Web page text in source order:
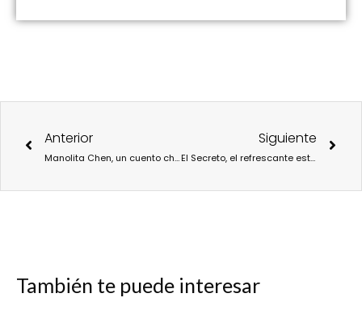
Anterior
Manolita Chen, un cuento chino en Teatro Circo Price
Siguiente
El Secreto, el refrescante estreno veraniego en el Teatro Lara
También te puede interesar